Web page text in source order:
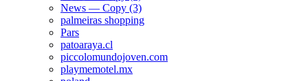
News — Copy (3)
palmeiras shopping
Pars
patoaraya.cl
piccolomundojoven.com
playmemotel.mx